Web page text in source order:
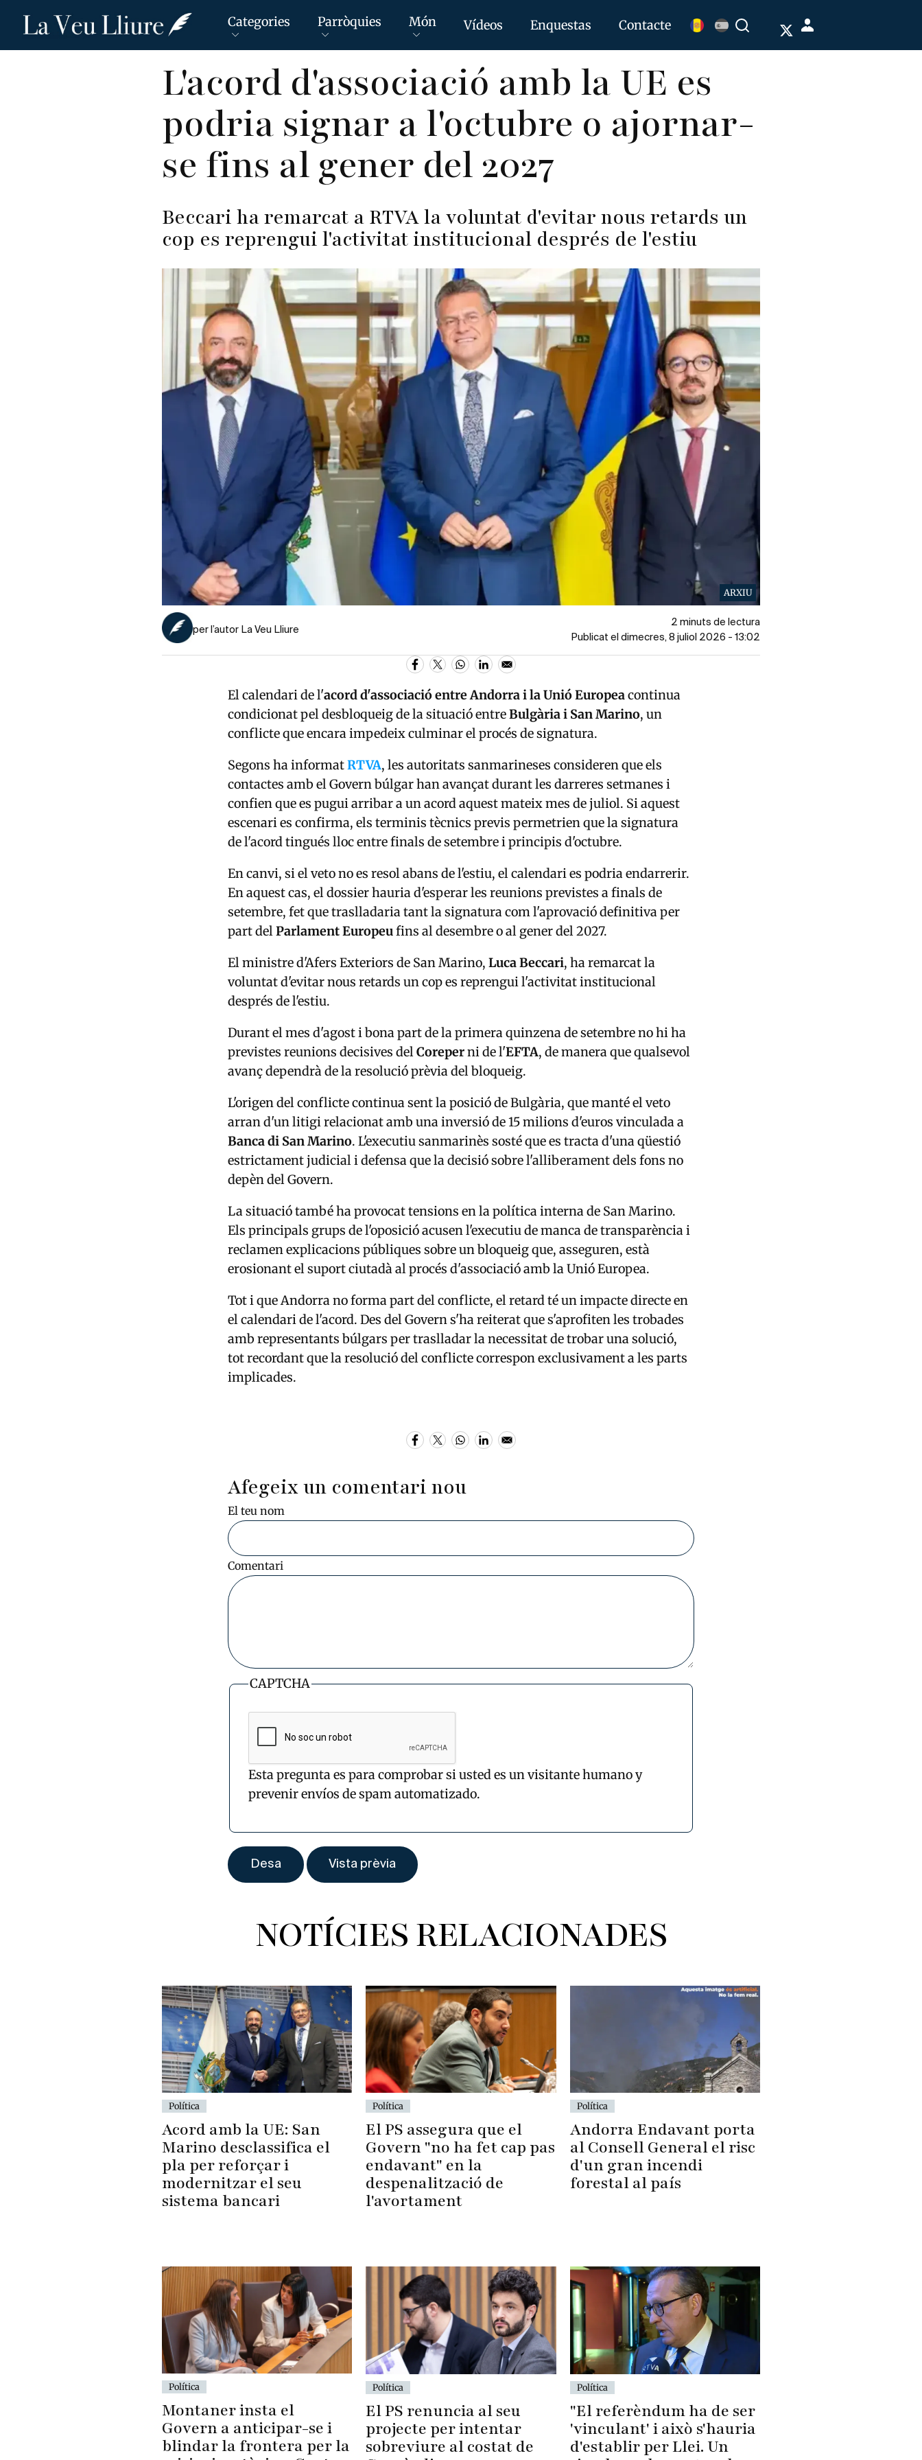
Vés
Categories Parròquies Món Vídeos Enquestas Contacte Buscar Menú
de
L'acord d'associació amb la UE es
podria signar a l'octubre o ajornar-
se fins al gener del 2027
Beccari ha remarcat a RTVA la voluntat d'evitar nous retards un
cop es reprengui l'activitat institucional després de l'estiu
ARXIU
per l’autor La Veu Lliure
2 minuts de lectura
Publicat el dimecres, 8 juliol 2026 - 13:02
El calendari de l'acord d'associació entre Andorra i la Unió Europeacontinua
condicionat pel desbloqueig de la situació entreBulgària i San Marino, un
conflicte que encara impedeix culminar el procés de signatura.
Segons ha informatRTVA, les autoritats sanmarineses consideren que els
contactes amb el Govern búlgar han avançat durant les darreres setmanes i
confien que es pugui arribar a un acord aquest mateix mes de juliol. Si aquest
escenari es confirma, els terminis tècnics previs permetrien que la signatura
de l'acord tingués lloc entre finals de setembre i principis d'octubre.
En canvi, si el veto no es resol abans de l'estiu, el calendari es podria endarrerir.
En aquest cas, el dossier hauria d'esperar les reunions previstes a finals de
setembre, fet que traslladaria tant la signatura com l'aprovació definitiva per
part delParlament Europeufins al desembre o al gener del 2027.
El ministre d'Afers Exteriors de San Marino, Luca Beccari, ha remarcat la
voluntat d'evitar nous retards un cop es reprengui l'activitat institucional
després de l'estiu.
Durant el mes d'agost i bona part de la primera quinzena de setembre no hi ha
previstes reunions decisives delCoreperni de l'EFTA, de manera que qualsevol
avanç dependrà de la resolució prèvia del bloqueig.
L'origen del conflicte continua sent la posició de Bulgària, que manté el veto
arran d'un litigi relacionat amb una inversió de 15 milions d'euros vinculada a
Banca di San Marino. L'executiu sanmarinès sosté que es tracta d'una qüestió
estrictament judicial i defensa que la decisió sobre l'alliberament dels fons no
depèn del Govern.
La situació també ha provocat tensions en la política interna de San Marino.
Els principals grups de l'oposició acusen l'executiu de manca de transparència i
reclamen explicacions públiques sobre un bloqueig que, asseguren, està
erosionant el suport ciutadà al procés d'associació amb la Unió Europea.
Tot i que Andorra no forma part del conflicte, el retard té un impacte directe en
el calendari de l'acord. Des del Govern s'ha reiterat que s'aprofiten les trobades
amb representants búlgars per traslladar la necessitat de trobar una solució,
tot recordant que la resolució del conflicte correspon exclusivament a les parts
implicades.
Afegeix un comentari nou
El teu nom
Comentari
CAPTCHA
Esta pregunta es para comprobar si usted es un visitante humano y
prevenir envíos de spam automatizado.
NOTÍCIES RELACIONADES
Política
Acord amb la UE: San
Marino desclassifica el
pla per reforçar i
modernitzar el seu
sistema bancari
Política
El PS assegura que el
Govern "no ha fet cap pas
endavant" en la
despenalització de
l'avortament
Política
Andorra Endavant porta
al Consell General el risc
d'un gran incendi
forestal al país
Política
Montaner insta el
Govern a anticipar-se i
blindar la frontera per la
Política
El PS renuncia al seu
projecte per intentar
sobreviure al costat de
Política
"El referèndum ha de ser
'vinculant' i això s'hauria
d'establir per Llei. Un